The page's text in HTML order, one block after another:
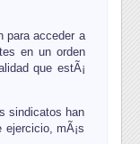
para acceder a
en un orden
que estÃ¡
sindicatos han
mÃ¡s